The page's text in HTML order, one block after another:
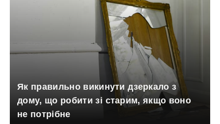
Як правильно викинути дзеркало з
дому, що робити зі старим, якщо воно
не потрібне